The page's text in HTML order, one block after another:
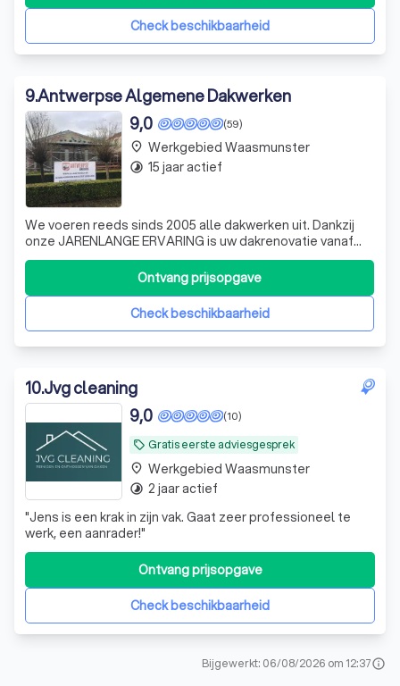
Check beschikbaarheid
9.Antwerpse Algemene Dakwerken
(59)
9,0
We voeren reeds sinds 2005 alle dakwerken uit. Dankzij
onze JARENLANGE ERVARING is uw dakrenovatie vanaf
het begin tot het einde in goede (vakmans-)handen met
een perfect afgewerkt dak als eindresultaat. Zowel voor
oude daken als voor nieuwbouwprojecten bent u bij ons
op het juiste adres. Daarom ook
Check beschikbaarheid
Ontvang prijsopgave
place Werkgebied Waasmunster
timelapse 15 jaar actief
10.Jvg cleaning
local_offer Gratis eerste adviesgesprek
(10)
9,0
"Jens is een krak in zijn vak. Gaat zeer professioneel te
werk, een aanrader!"
Check beschikbaarheid
Ontvang prijsopgave
place Werkgebied Waasmunster
timelapse 2 jaar actief
Bijgewerkt: 06/08/2026 om 12:37info